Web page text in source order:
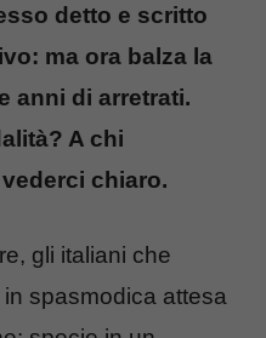
detto e scritto
ma ora balza la
anni di arretrati.
A chi
chiaro.
gli italiani che
spasmodica attesa